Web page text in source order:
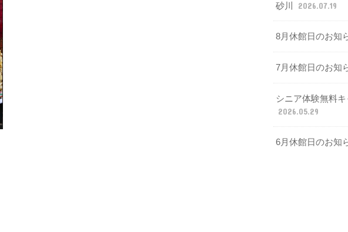
砂川
2026.07.19
8月休館日のお知
7月休館日のお知
シニア体験無料
2026.05.29
6月休館日のお知